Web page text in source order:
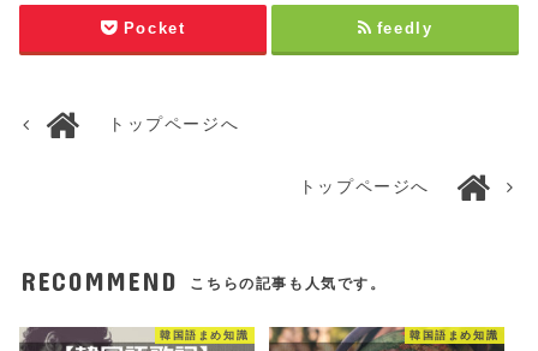
Pocket feedly
トップページへ
トップページへ
RECOMMEND こちらの記事も人気です。
韓国語まめ知識 韓国語まめ知識